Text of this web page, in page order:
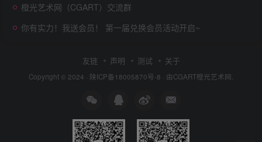
橙光艺术网（CGART）交流群
你有实力！我送会员！ 第一届兑换会员活动开启~
友链 声明 测试 关于
Copyright © 2024 · 陕ICP备18005870号-8 · 由CGART橙光艺术网.